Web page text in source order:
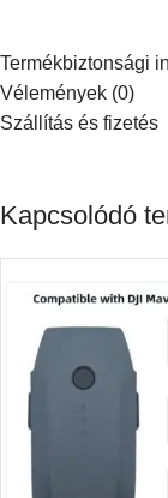
Termékbiztonsági
Vélemények (0)
Szállítás és fizetés
Kapcsolódó